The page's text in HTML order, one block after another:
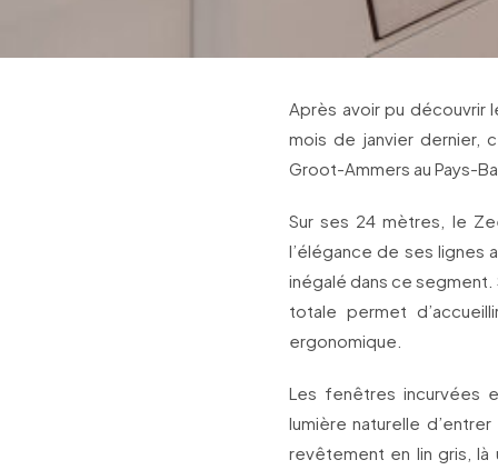
Après avoir pu découvrir
mois de janvier dernier,
Groot-Ammers au Pays-
Sur ses 24 mètres, le
l’élégance de ses lignes
inégalé dans ce segment.
totale permet
ergonomique.
Les fenêtres incurvées
lumière naturelle
revêtement en lin gris, là